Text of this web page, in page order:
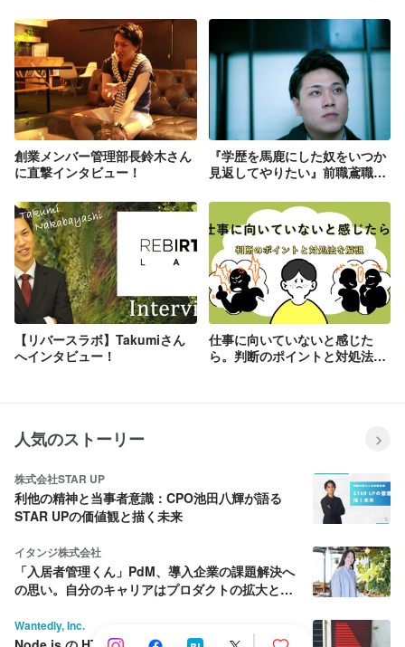
創業メンバー管理部長鈴木さん
に直撃インタビュー！
『学歴を馬鹿にした奴をいつか
見返してやりたい』前職鳶職だ
に！愛知から上京してリバース
ラボに入ろうと思ったキッカケ
は？
【リバースラボ】Takumiさん
へインタビュー！
仕事に向いていないと感じた
ら。判断のポイントと対処法を
人気のストーリー
株式会社STAR UP
利他の精神と当事者意識：CPO池田八輝が語る
STAR UPの価値観と描く未来
イタンジ株式会社
「入居者管理くん」PdM、導入企業の課題解決へ
の思い。自分のキャリアはプロダクトの拡大と共
Wantedly, Inc.